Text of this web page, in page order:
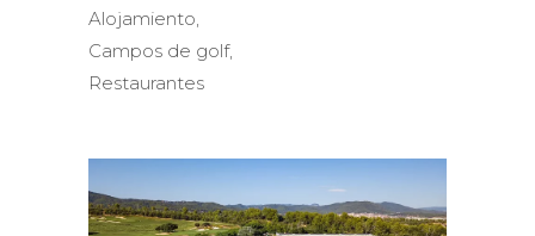
Alojamiento,
Campos de golf,
Restaurantes